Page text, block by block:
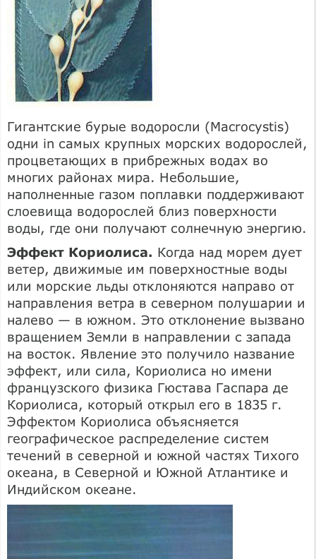
Гигантские бурые водоросли (Macrocystis)
одни in самых крупных морских водорослей,
процветающих в прибрежных водах во
многих районах мира. Небольшие,
наполненные газом поплавки поддерживают
слоевища водорослей близ поверхности
воды, где они получают солнечную энергию.
Эффект Кориолиса. Когда над морем дует
ветер, движимые им поверхностные воды
или морские льды отклоняются направо от
направления ветра в северном полушарии и
налево — в южном. Это отклонение вызвано
вращением Земли в направлении с запада
на восток. Явление это получило название
эффект, или сила, Кориолиса но имени
французского физика Гюстава Гаспара де
Кориолиса, который открыл его в 1835 г.
Эффектом Кориолиса объясняется
географическое распределение систем
течений в северной и южной частях Тихого
океана, в Северной и Южной Атлантике и
Индийском океане.